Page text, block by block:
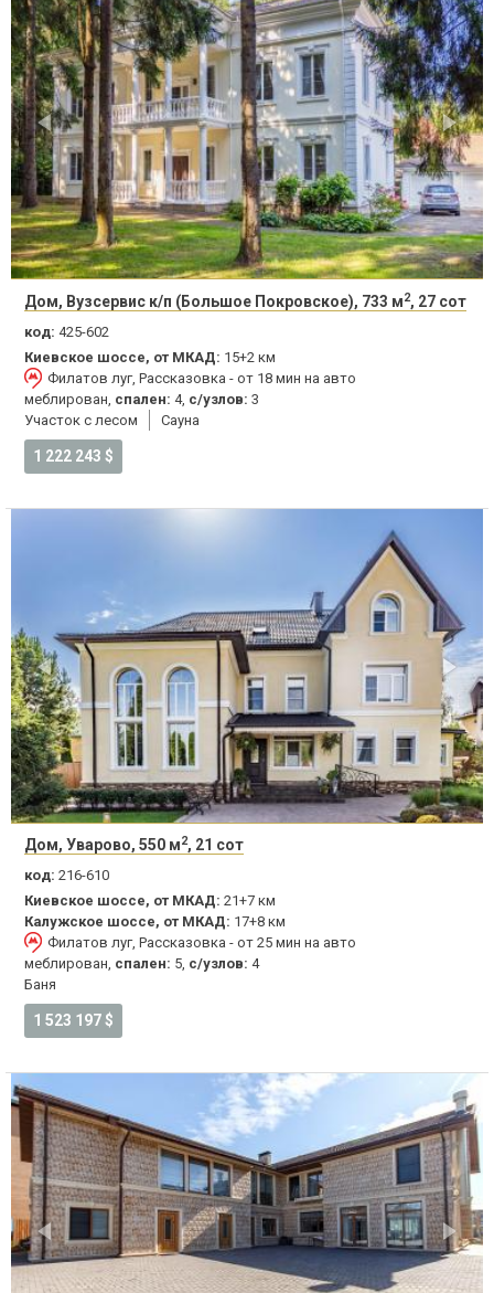
Дом, Вузсервис к/п (Большое Покровское), 733 м2, 27 сот
код: 425-602
Киевское шоссе, от МКАД: 15+2 км
Филатов луг, Рассказовка - от 18 мин на авто
меблирован, спален: 4, с/узлов: 3
Участок с лесом
Сауна
1 222 243 $
Дом, Уварово, 550 м2, 21 сот
код: 216-610
Киевское шоссе, от МКАД: 21+7 км
Калужское шоссе, от МКАД: 17+8 км
Филатов луг, Рассказовка - от 25 мин на авто
меблирован, спален: 5, с/узлов: 4
Баня
1 523 197 $